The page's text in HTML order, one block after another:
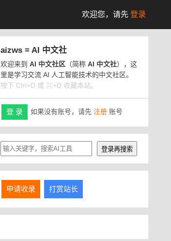
欢迎您， 请先 登录
aizws = AI 中文社
欢迎来到 AI 中文社区 （简称 AI 中文社），这
里是学习交流 AI 人工智能技术的中文社区。
按下 Ctrl+D 或 ⌘+D 收藏本站。
登 录 如果没有账号，请先 注册 账号
申请收录 打赏站长